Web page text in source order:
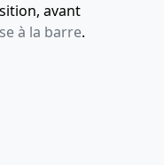
avant
à la barre.